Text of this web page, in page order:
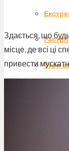
Тури
Здається, що
місце, де всі ці
привести